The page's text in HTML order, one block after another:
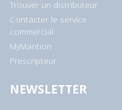
Trouver un distributeur
Contacter le service
commercial
MyMantion
Prescripteur
NEWSLETTER